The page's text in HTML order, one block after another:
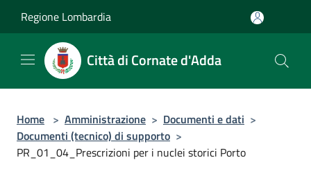
Regione Lombardia
Città di Cornate d'Adda
Home > Amministrazione > Documenti e dati >
Documenti (tecnico) di supporto >
PR_01_04_Prescrizioni per i nuclei storici Porto